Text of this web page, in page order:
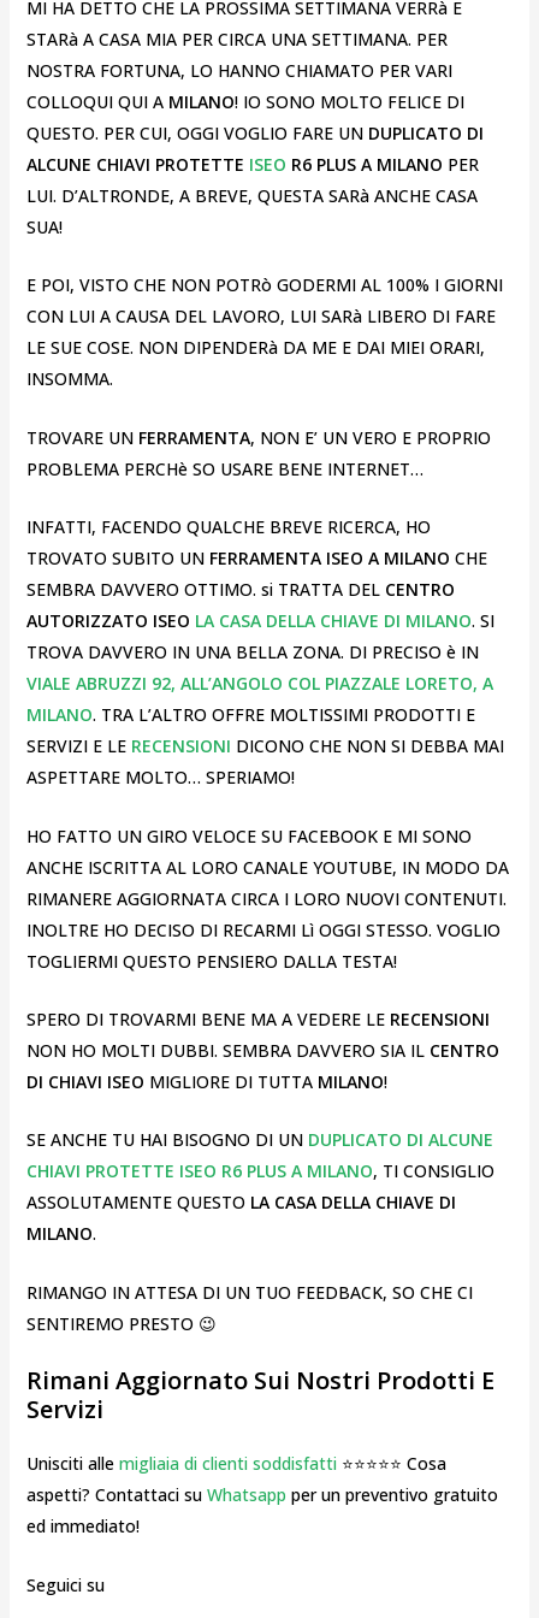
MI HA DETTO CHE LA PROSSIMA SETTIMANA VERRà E
STARà A CASA MIA PER CIRCA UNA SETTIMANA. PER
NOSTRA FORTUNA, LO HANNO CHIAMATO PER VARI
COLLOQUI QUI A MILANO! IO SONO MOLTO FELICE DI
QUESTO. PER CUI, OGGI VOGLIO FARE UN DUPLICATO DI
ALCUNE CHIAVI PROTETTE ISEO R6 PLUS A MILANO PER
LUI. D’ALTRONDE, A BREVE, QUESTA SARà ANCHE CASA
SUA!
E POI, VISTO CHE NON POTRò GODERMI AL 100% I GIORNI
CON LUI A CAUSA DEL LAVORO, LUI SARà LIBERO DI FARE
LE SUE COSE. NON DIPENDERà DA ME E DAI MIEI ORARI,
INSOMMA.
TROVARE UN FERRAMENTA, NON E’ UN VERO E PROPRIO
PROBLEMA PERCHè SO USARE BENE INTERNET…
INFATTI, FACENDO QUALCHE BREVE RICERCA, HO
TROVATO SUBITO UN FERRAMENTA ISEO A MILANO CHE
SEMBRA DAVVERO OTTIMO. si TRATTA DEL CENTRO
AUTORIZZATO ISEO LA CASA DELLA CHIAVE DI MILANO. SI
TROVA DAVVERO IN UNA BELLA ZONA. DI PRECISO è IN
VIALE ABRUZZI 92, ALL’ANGOLO COL PIAZZALE LORETO, A
MILANO. TRA L’ALTRO OFFRE MOLTISSIMI PRODOTTI E
SERVIZI E LE RECENSIONI DICONO CHE NON SI DEBBA MAI
ASPETTARE MOLTO… SPERIAMO!
HO FATTO UN GIRO VELOCE SU FACEBOOK E MI SONO
ANCHE ISCRITTA AL LORO CANALE YOUTUBE, IN MODO DA
RIMANERE AGGIORNATA CIRCA I LORO NUOVI CONTENUTI.
INOLTRE HO DECISO DI RECARMI Lì OGGI STESSO. VOGLIO
TOGLIERMI QUESTO PENSIERO DALLA TESTA!
SPERO DI TROVARMI BENE MA A VEDERE LE RECENSIONI
NON HO MOLTI DUBBI. SEMBRA DAVVERO SIA IL CENTRO
DI CHIAVI ISEO MIGLIORE DI TUTTA MILANO!
SE ANCHE TU HAI BISOGNO DI UN DUPLICATO DI ALCUNE
CHIAVI PROTETTE ISEO R6 PLUS A MILANO, TI CONSIGLIO
ASSOLUTAMENTE QUESTO LA CASA DELLA CHIAVE DI
MILANO.
RIMANGO IN ATTESA DI UN TUO FEEDBACK, SO CHE CI
SENTIREMO PRESTO 😉
Rimani Aggiornato Sui Nostri Prodotti E
Servizi
Unisciti alle migliaia di clienti soddisfatti⭐⭐⭐⭐⭐ Cosa
aspetti? Contattaci su Whatsapp per un preventivo gratuito
ed immediato!
Seguici su